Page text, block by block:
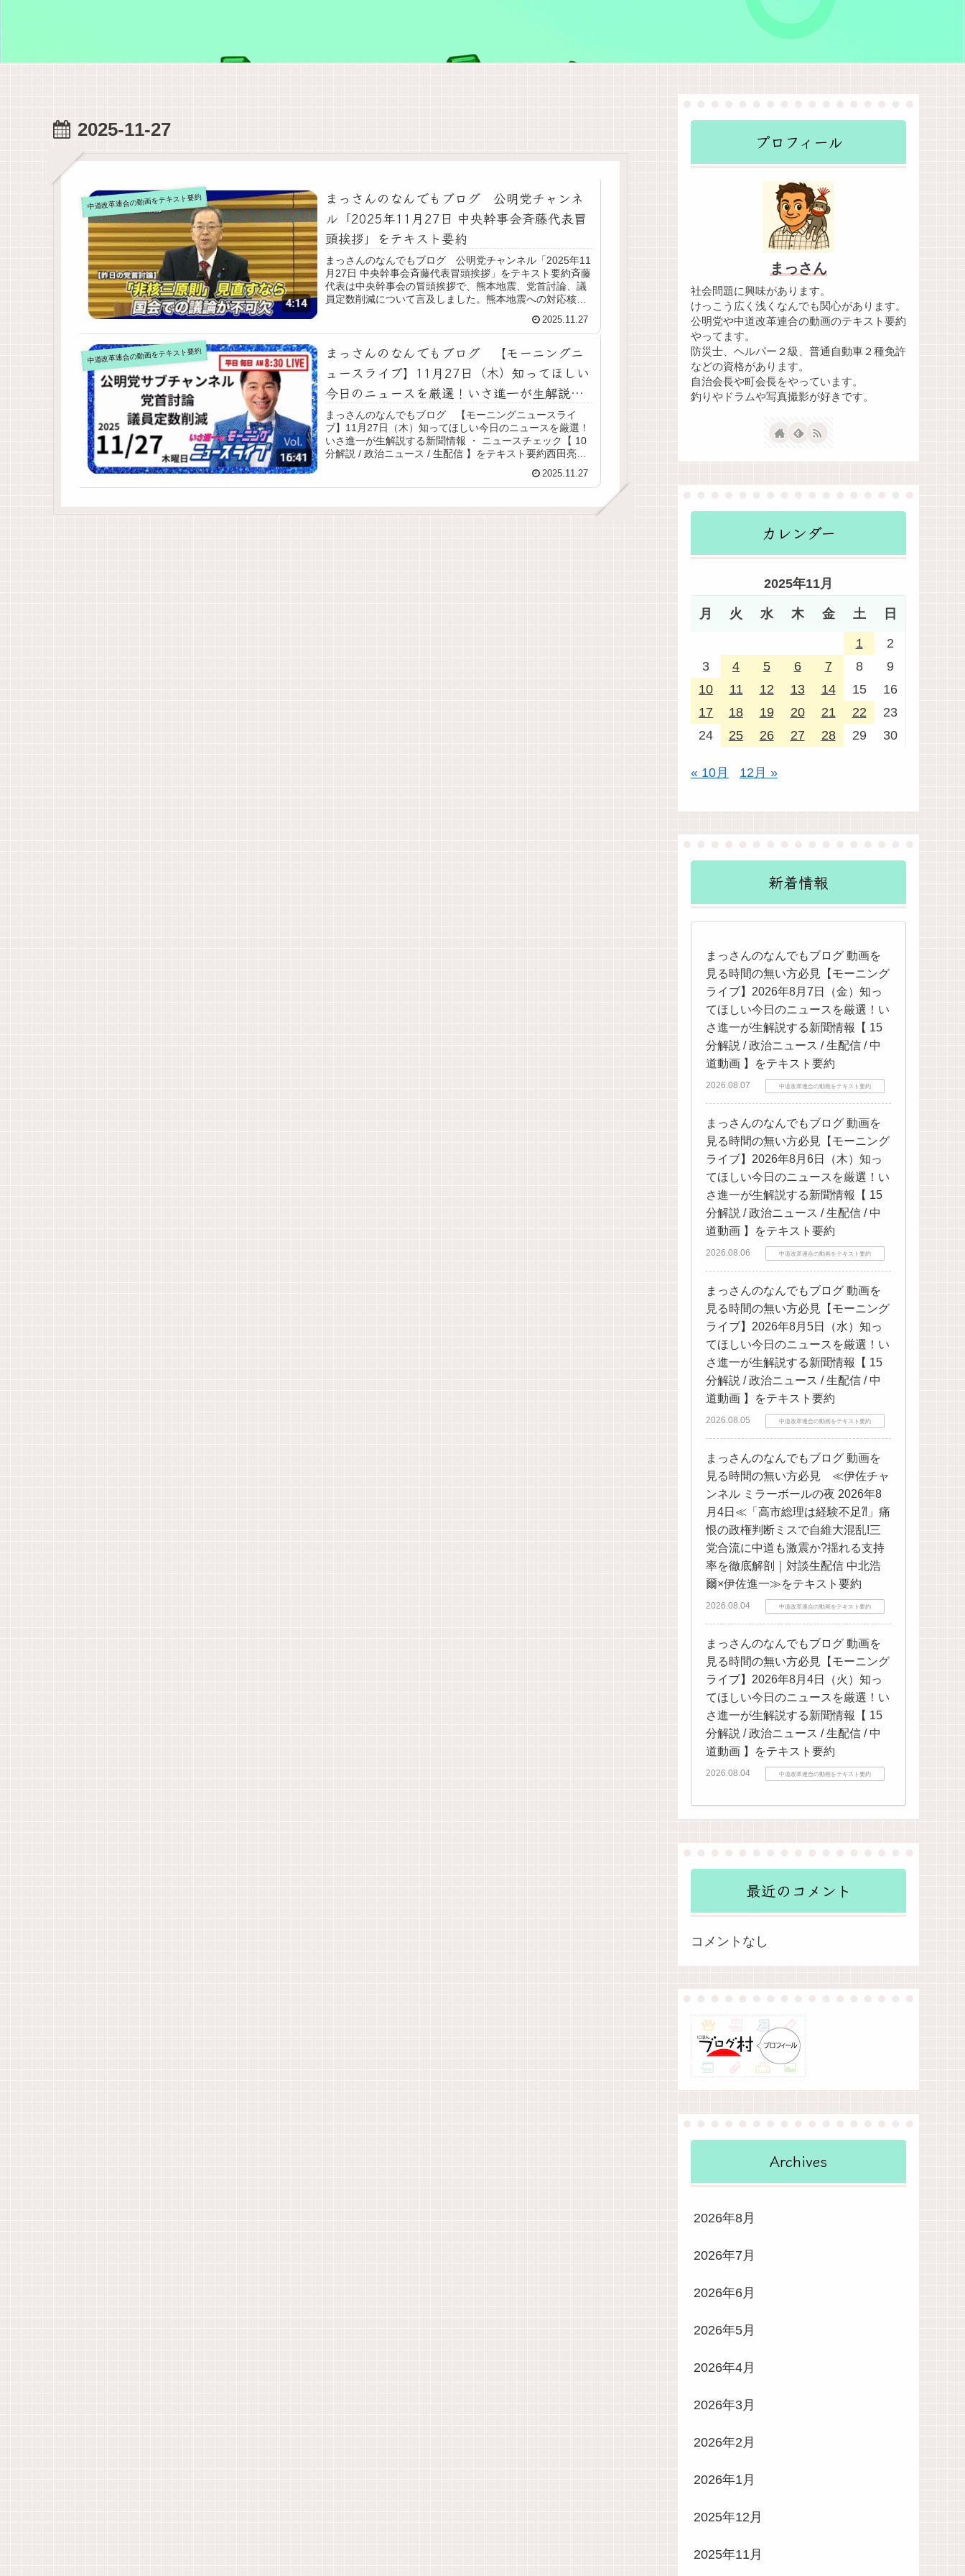
2025-11-27
中道改革連合の動画をテキスト要約
まっさんのなんでもブログ 公明党チャンネ
ル「2025年11月27日 中央幹事会斉藤代表冒
頭挨拶」をテキスト要約
まっさんのなんでもブログ 公明党チャンネル「2025年11
月27日 中央幹事会斉藤代表冒頭挨拶」をテキスト要約斉藤
代表は中央幹事会の冒頭挨拶で、熊本地震、党首討論、議
員定数削減について言及しました。熊本地震への対応核政
2025.11.27
中道改革連合の動画をテキスト要約
まっさんのなんでもブログ 【モーニングニ
ュースライブ】11月27日（木）知ってほしい
今日のニュースを厳選！いさ進一が生解説す
る新聞情報 ・ ニュースチェック【 10分解説
/ 政治ニュース / 生配信 】をテキスト要約
まっさんのなんでもブログ 【モーニングニュースライ
ブ】11月27日（木）知ってほしい今日のニュースを厳選！
いさ進一が生解説する新聞情報 ・ ニュースチェック【 10
分解説 / 政治ニュース / 生配信 】をテキスト要約西田亮介
vs 高市総理）政治と金の問題 vs 定数削減衆議院定数削減
2025.11.27
プロフィール
まっさん
社会問題に興味があります。
けっこう広く浅くなんでも関心があります。
公明党や中道改革連合の動画のテキスト要約
やってます。
防災士、ヘルパー２級、普通自動車２種免許
などの資格があります。
自治会長や町会長をやっています。
釣りやドラムや写真撮影が好きです。
カレンダー
2025年11月
月 火 水 木 金 土 日
1
2
3
4 5 6 7 8
9
10
11 12 13 14 15
16
17
18 19 20 21 22
23
24
25 26 27 28 29 30
« 10月 12月 »
新着情報
まっさんのなんでもブログ 動画を
見る時間の無い方必見【モーニング
ライブ】2026年8月7日（金）知っ
てほしい今日のニュースを厳選！い
さ進一が生解説する新聞情報【 15
分解説 / 政治ニュース / 生配信 / 中
道動画 】をテキスト要約
2026.08.07 中道改革連合の動画をテキスト要約
まっさんのなんでもブログ 動画を
見る時間の無い方必見【モーニング
ライブ】2026年8月6日（木）知っ
てほしい今日のニュースを厳選！い
さ進一が生解説する新聞情報【 15
分解説 / 政治ニュース / 生配信 / 中
道動画 】をテキスト要約
2026.08.06 中道改革連合の動画をテキスト要約
まっさんのなんでもブログ 動画を
見る時間の無い方必見【モーニング
ライブ】2026年8月5日（水）知っ
てほしい今日のニュースを厳選！い
さ進一が生解説する新聞情報【 15
分解説 / 政治ニュース / 生配信 / 中
道動画 】をテキスト要約
2026.08.05 中道改革連合の動画をテキスト要約
まっさんのなんでもブログ 動画を
見る時間の無い方必見 ≪伊佐チャ
ンネル ミラーボールの夜 2026年8
月4日≪「高市総理は経験不足⁈」痛
恨の政権判断ミスで自維大混乱!三
党合流に中道も激震か?揺れる支持
率を徹底解剖｜対談生配信 中北浩
爾×伊佐進一≫をテキスト要約
2026.08.04 中道改革連合の動画をテキスト要約
まっさんのなんでもブログ 動画を
見る時間の無い方必見【モーニング
ライブ】2026年8月4日（火）知っ
てほしい今日のニュースを厳選！い
さ進一が生解説する新聞情報【 15
分解説 / 政治ニュース / 生配信 / 中
道動画 】をテキスト要約
2026.08.04 中道改革連合の動画をテキスト要約
最近のコメント
コメントなし
Archives
2026年8月
2026年7月
2026年6月
2026年5月
2026年4月
2026年3月
2026年2月
2026年1月
2025年12月
2025年11月